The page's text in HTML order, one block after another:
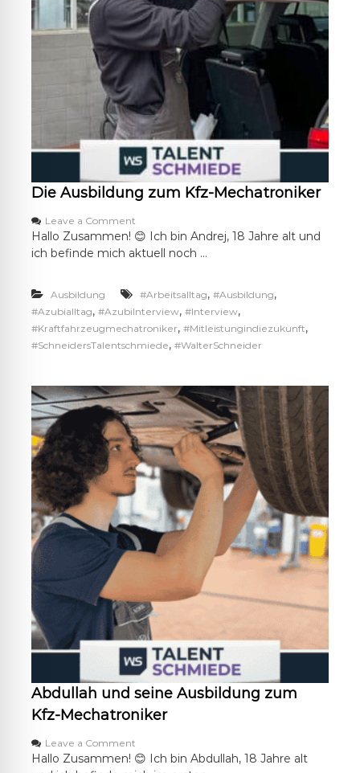
Die Ausbildung zum Kfz-Mechatroniker
Leave a Commento
n
D
A
b
i
u
n
g
z
u
m
K
f
z
-
M
e
a
t
r
o
n
i
k
e
r
Hallo Zusammen! 😊 Ich bin Andrej, 18 Jahre alt und
ich befinde mich aktuell noch …
Ausbildung #Arbeitsalltag, #Ausbildung,
#Azubialltag, #AzubiInterview, #Interview,
#Kraftfahrzeugmechatroniker, #Mitleistungindiezukunft,
#SchneidersTalentschmiede, #WalterSchneider
Abdullah und seine Ausbildung zum
Kfz-Mechatroniker
Leave a Commento
n
Hallo Zusammen! 😊 Ich bin Abdullah, 18 Jahre alt